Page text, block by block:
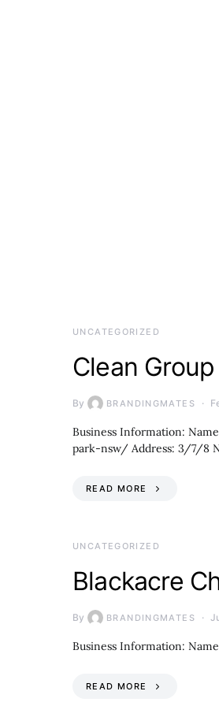
UNCATEGORIZED
Clean
By BRANDINGMATES
Business Information:
park-nsw/ Address: 3/7/8
READ MORE
UNCATEGORIZED
Blackacre
By BRANDINGMATES
Business Information:
READ MORE